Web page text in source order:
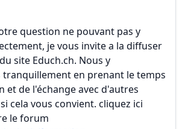
question ne pouvant pas y
je vous invite a la diffuser
site Educh.ch. Nous y
tranquillement en prenant le temps
et de l'échange avec d'autres
cela vous convient. cliquez ici
le forum